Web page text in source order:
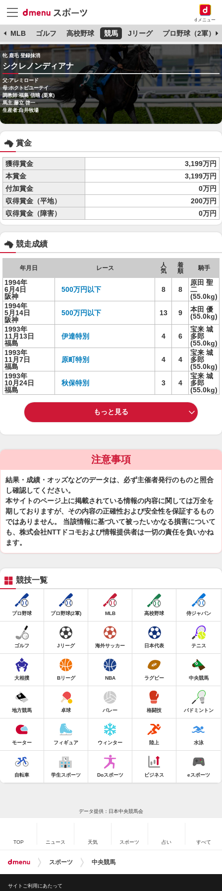
dメニュー
MLB ゴルフ 高校野球 競馬 Jリーグ プロ野球（2軍）
牝 鹿毛 登録抹消
シクレノンディアナ
父:アレミロード
母:ホクトビユーテイ
調教師:福島 信晴 (栗東)
馬主:藤立 啓一
生産者:白井牧場
賞金
獲得賞金
3,199万円
本賞金
3,199万円
付加賞金
0万円
収得賞金（平地）
200万円
収得賞金（障害）
0万円
競走成績
年月日 レース
人
気
着
順
騎手
1994年
6月4日
阪神
500万円以下 8 8
原田 聖
二
(55.0kg)
1994年
5月14日
阪神
500万円以下 13 9
本田 優
(55.0kg)
1993年
11月13日
福島
伊達特別 4 6
宝来 城
多郎
(55.0kg)
1993年
11月7日
福島
原町特別 4 4
宝来 城
多郎
(55.0kg)
1993年
10月24日
福島
秋保特別 3 4
宝来 城
多郎
(55.0kg)
もっと見る
注意事項
結果・成績・オッズなどのデータは、必ず主催者発行のものと照合
し確認してください。
本サイトのページ上に掲載されている情報の内容に関しては万全を
期しておりますが、その内容の正確性および安全性を保証するもの
ではありません。 当該情報に基づいて被ったいかなる損害について
も、株式会社NTTドコモおよび情報提供者は一切の責任を負いかね
ます。
競技一覧
プロ野球 プロ野球(2軍) MLB 高校野球 侍ジャパン
ゴルフ Jリーグ 海外サッカー 日本代表 テニス
大相撲 Bリーグ NBA ラグビー 中央競馬
地方競馬 卓球 バレー 格闘技 バドミントン
モーター フィギュア ウィンター 陸上 水泳
自転車 学生スポーツ Doスポーツ ビジネス eスポーツ
データ提供：日本中央競馬会
TOP ニュース 天気 スポーツ 占い すべて
スポーツ 中央競馬
サイトご利用にあたって